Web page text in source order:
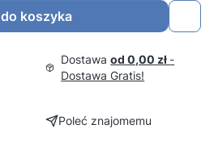
koszyka
Dostawaod 0,00 zł -
Dostawa Gratis!
Poleć znajomemu